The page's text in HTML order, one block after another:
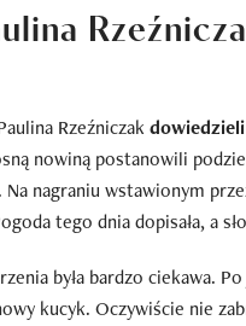
Rzeźniczak
nowiną postanowili
. Na nagraniu wstawionym
tego dnia dopisała, a
była bardzo ciekawa.
kucyk. Oczywiście nie